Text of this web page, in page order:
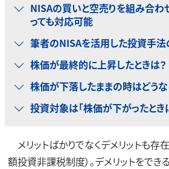
NISAの買いと空売りを組み合わ
っても対応可能
筆者のNISAを活用した投資手
株価が最終的に上昇したときは？
株価が下落したままの時はどうな
投資対象は「株価が下がったとき
メリットばかりでなくデメリットも存
額投資非課税制度）。デメリットをでき